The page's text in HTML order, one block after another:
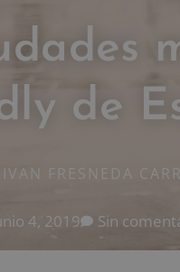
de
IVAN FRESNEDA
4, 2019 Sin